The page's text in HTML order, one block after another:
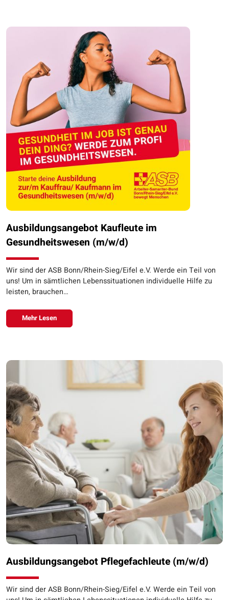
Ausbildungsangebot Kaufleute im
Gesundheitswesen (m/w/d)
Wir sind der ASB Bonn/Rhein-Sieg/Eifel e.V. Werde ein Teil von
uns! Um in sämtlichen Lebenssituationen individuelle Hilfe zu
leisten, brauchen…
Mehr Lesen
Ausbildungsangebot Pflegefachleute (m/w/d)
Wir sind der ASB Bonn/Rhein-Sieg/Eifel e.V. Werde ein Teil von